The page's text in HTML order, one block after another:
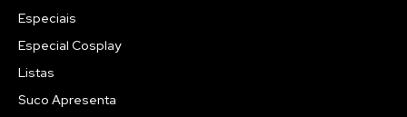
Especiais
Especial Cosplay
Listas
Suco Apresenta